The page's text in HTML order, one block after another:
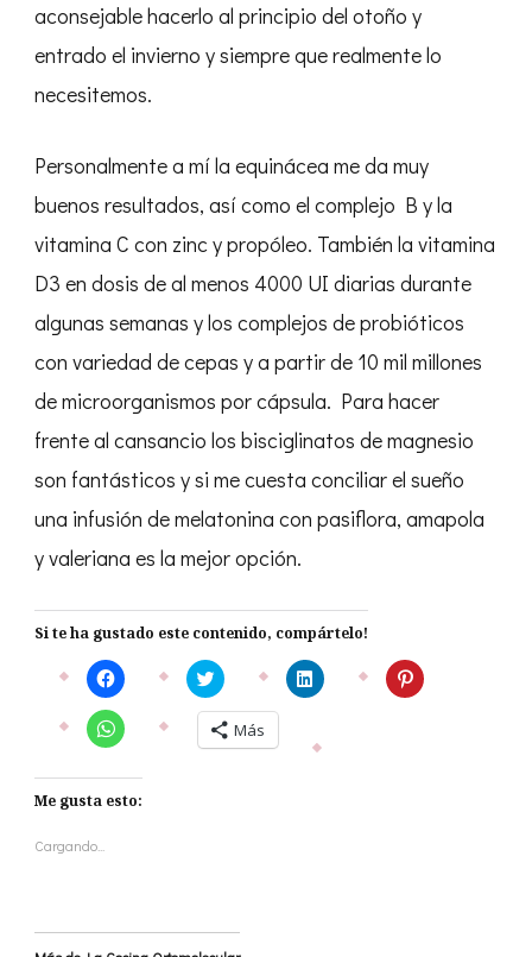
aconsejable hacerlo al principio del otoño y
entrado el invierno y siempre que realmente lo
necesitemos.
Personalmente a mí la equinácea me da muy
buenos resultados, así como el complejo B y la
vitamina C con zinc y propóleo. También la vitamina
D3 en dosis de al menos 4000 UI diarias durante
algunas semanas y los complejos de probióticos
con variedad de cepas y a partir de 10 mil millones
de microorganismos por cápsula. Para hacer
frente al cansancio los bisciglinatos de magnesio
son fantásticos y si me cuesta conciliar el sueño
una infusión de melatonina con pasiflora, amapola
y valeriana es la mejor opción.
Si te ha gustado este contenido, compártelo!
Haz
clic
compartir
en
abre
en
Haz
clic
para
compartir
en
Twitter
Haz
clic
LinkedIn
Haz
clic
Haz
clic
WhatsApp
Más
Me gusta esto:
Cargando...